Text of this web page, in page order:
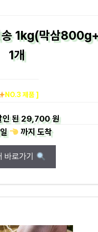
송 1kg(막삼
1개
NO.3 제품 ]
된29,700 원
까지도착
바로가기